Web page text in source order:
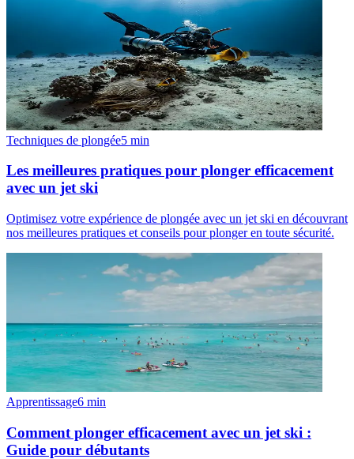
Techniques de plongée5 min
Les meilleures pratiques pour plonger efficacement
avec un jet ski
Optimisez votre expérience de plongée avec un jet ski en découvrant
nos meilleures pratiques et conseils pour plonger en toute sécurité.
Apprentissage6 min
Comment plonger efficacement avec un jet ski :
Guide pour débutants